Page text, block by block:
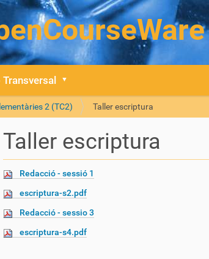
2 (TC2) Taller escriptura
Taller escriptura
Redacció - sessió 1
escriptura-s2.pdf
Redacció - sessio 3
escriptura-s4.pdf